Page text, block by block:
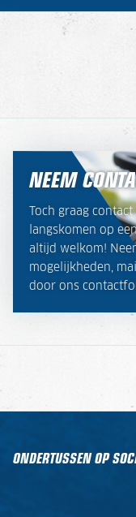
NEEM
Toch graag
langskomen op
altijd welkom!
mogelijkheden,
door ons
ONDERTUSSEN OP